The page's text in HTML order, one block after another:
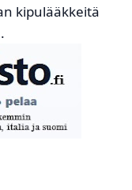
kipulääkkeitä